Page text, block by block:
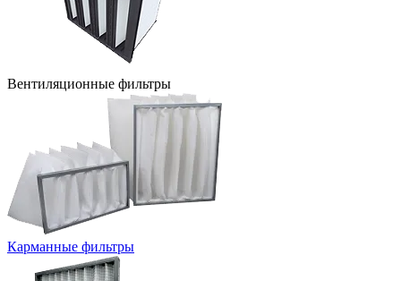
Вентиляционные фильтры
Карманные фильтры